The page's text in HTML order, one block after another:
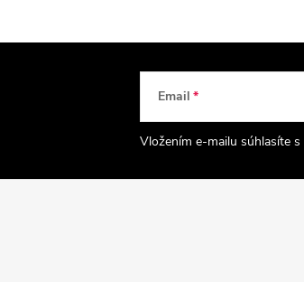
Email
Vložením e-mailu súhlasíte s